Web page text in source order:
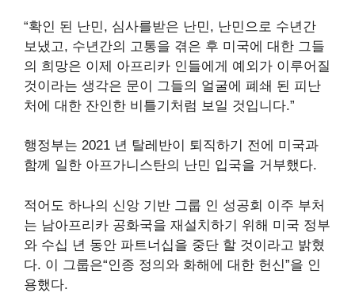
“확인 된 난민, 심사를받은 난민, 난민으로 수년간
보냈고, 수년간의 고통을 겪은 후 미국에 대한 그들
의 희망은 이제 아프리카 인들에게 예외가 이루어질
것이라는 생각은 문이 그들의 얼굴에 폐쇄 된 피난
처에 대한 잔인한 비틀기처럼 보일 것입니다.”
행정부는 2021 년 탈레반이 퇴직하기 전에 미국과
함께 일한 아프가니스탄의 난민 입국을 거부했다.
적어도 하나의 신앙 기반 그룹 인 성공회 이주 부처
는 남아프리카 공화국을 재설치하기 위해 미국 정부
와 수십 년 동안 파트너십을 중단 할 것이라고 밝혔
다. 이 그룹은“인종 정의와 화해에 대한 헌신”을 인
용했다.